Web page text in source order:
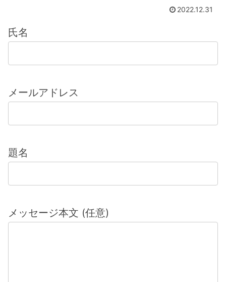
2022.12.31
氏名
メールアドレス
題名
メッセージ本文 (任意)